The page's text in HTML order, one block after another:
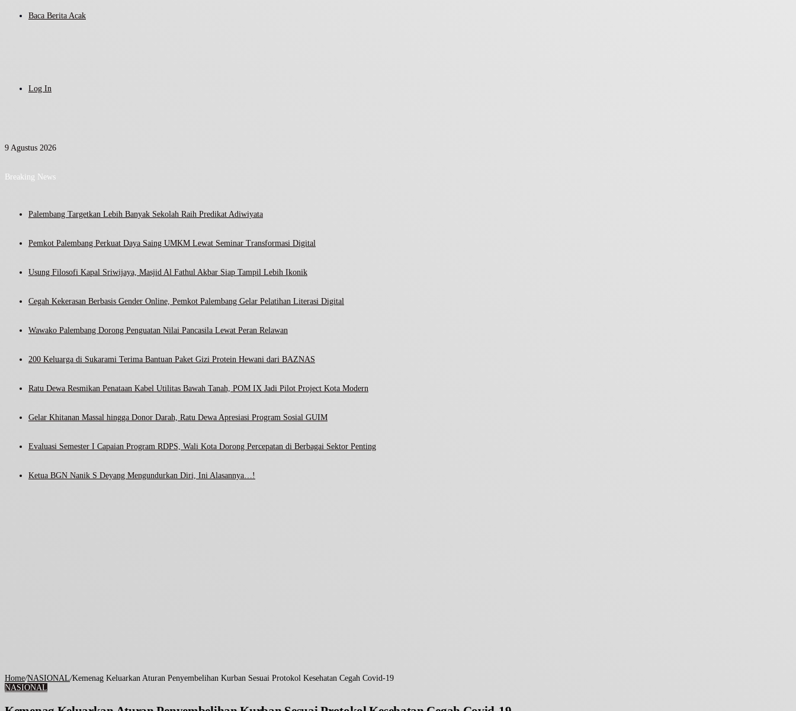
Baca Berita Acak
Log In
9 Agustus 2026
Breaking News
Palembang Targetkan Lebih Banyak Sekolah Raih Predikat Adiwiyata
Pemkot Palembang Perkuat Daya Saing UMKM Lewat Seminar Transformasi Digital
Usung Filosofi Kapal Sriwijaya, Masjid Al Fathul Akbar Siap Tampil Lebih Ikonik
Cegah Kekerasan Berbasis Gender Online, Pemkot Palembang Gelar Pelatihan Literasi Digital
Wawako Palembang Dorong Penguatan Nilai Pancasila Lewat Peran Relawan
200 Keluarga di Sukarami Terima Bantuan Paket Gizi Protein Hewani dari BAZNAS
Ratu Dewa Resmikan Penataan Kabel Utilitas Bawah Tanah, POM IX Jadi Pilot Project Kota Modern
Gelar Khitanan Massal hingga Donor Darah, Ratu Dewa Apresiasi Program Sosial GUIM
Evaluasi Semester I Capaian Program RDPS, Wali Kota Dorong Percepatan di Berbagai Sektor Penting
Ketua BGN Nanik S Deyang Mengundurkan Diri, Ini Alasannya…!
Home/NASIONAL/Kemenag Keluarkan Aturan Penyembelihan Kurban Sesuai Protokol Kesehatan Cegah Covid-19
NASIONAL